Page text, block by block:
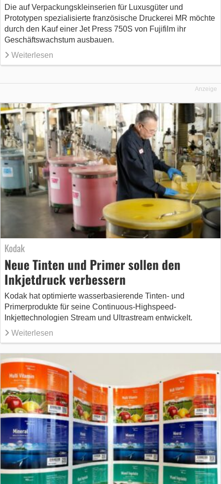
Die auf Verpackungskleinserien für Luxusgüter und
Prototypen spezialisierte französische Druckerei MR möchte
durch den Kauf einer Jet Press 750S von Fujifilm ihr
Geschäftswachstum ausbauen.
Weiterlesen
Anzeige
Kodak
Neue Tinten und Primer sollen den
Inkjetdruck verbessern
Kodak hat optimierte wasserbasierende Tinten- und
Primerprodukte für seine Continuous-Highspeed-
Inkjettechnologien Stream und Ultrastream entwickelt.
Weiterlesen